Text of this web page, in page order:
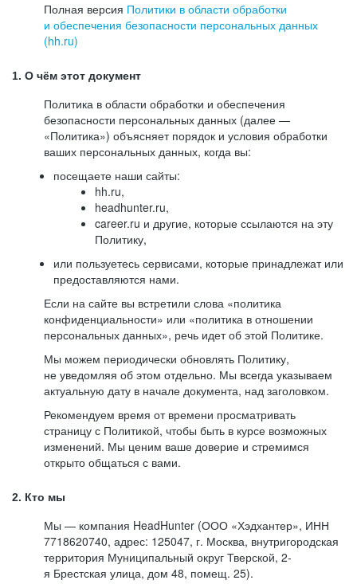
Полная версия Политики в области обработки
и обеспечения безопасности персональных данных
(hh.ru)
1. О чём этот документ
Политика в области обработки и обеспечения
безопасности персональных данных (далее —
«Политика») объясняет порядок и условия обработки
ваших персональных данных, когда вы:
посещаете наши сайты:
hh.ru,
headhunter.ru,
career.ru и другие, которые ссылаются на эту
Политику,
или пользуетесь сервисами, которые принадлежат или
предоставляются нами.
Если на сайте вы встретили слова «политика
конфиденциальности» или «политика в отношении
персональных данных», речь идет об этой Политике.
Мы можем периодически обновлять Политику,
не уведомляя об этом отдельно. Мы всегда указываем
актуальную дату в начале документа, над заголовком.
Рекомендуем время от времени просматривать
страницу с Политикой, чтобы быть в курсе возможных
изменений. Мы ценим ваше доверие и стремимся
открыто общаться с вами.
2. Кто мы
Мы — компания HeadHunter (ООО «Хэдхантер», ИНН
7718620740, адрес: 125047, г. Москва, внутригородская
территория Муниципальный округ Тверской, 2-
я Брестская улица, дом 48, помещ. 25).